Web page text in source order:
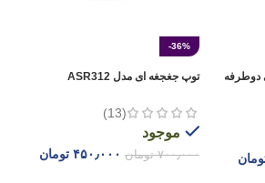
دوطرفه
-36%
توپ جغجغه ای مدل ASR312
(13)
موجود
۷۰۰٫۰۰۰ تومان ۴۵۰٫۰۰۰ تومان